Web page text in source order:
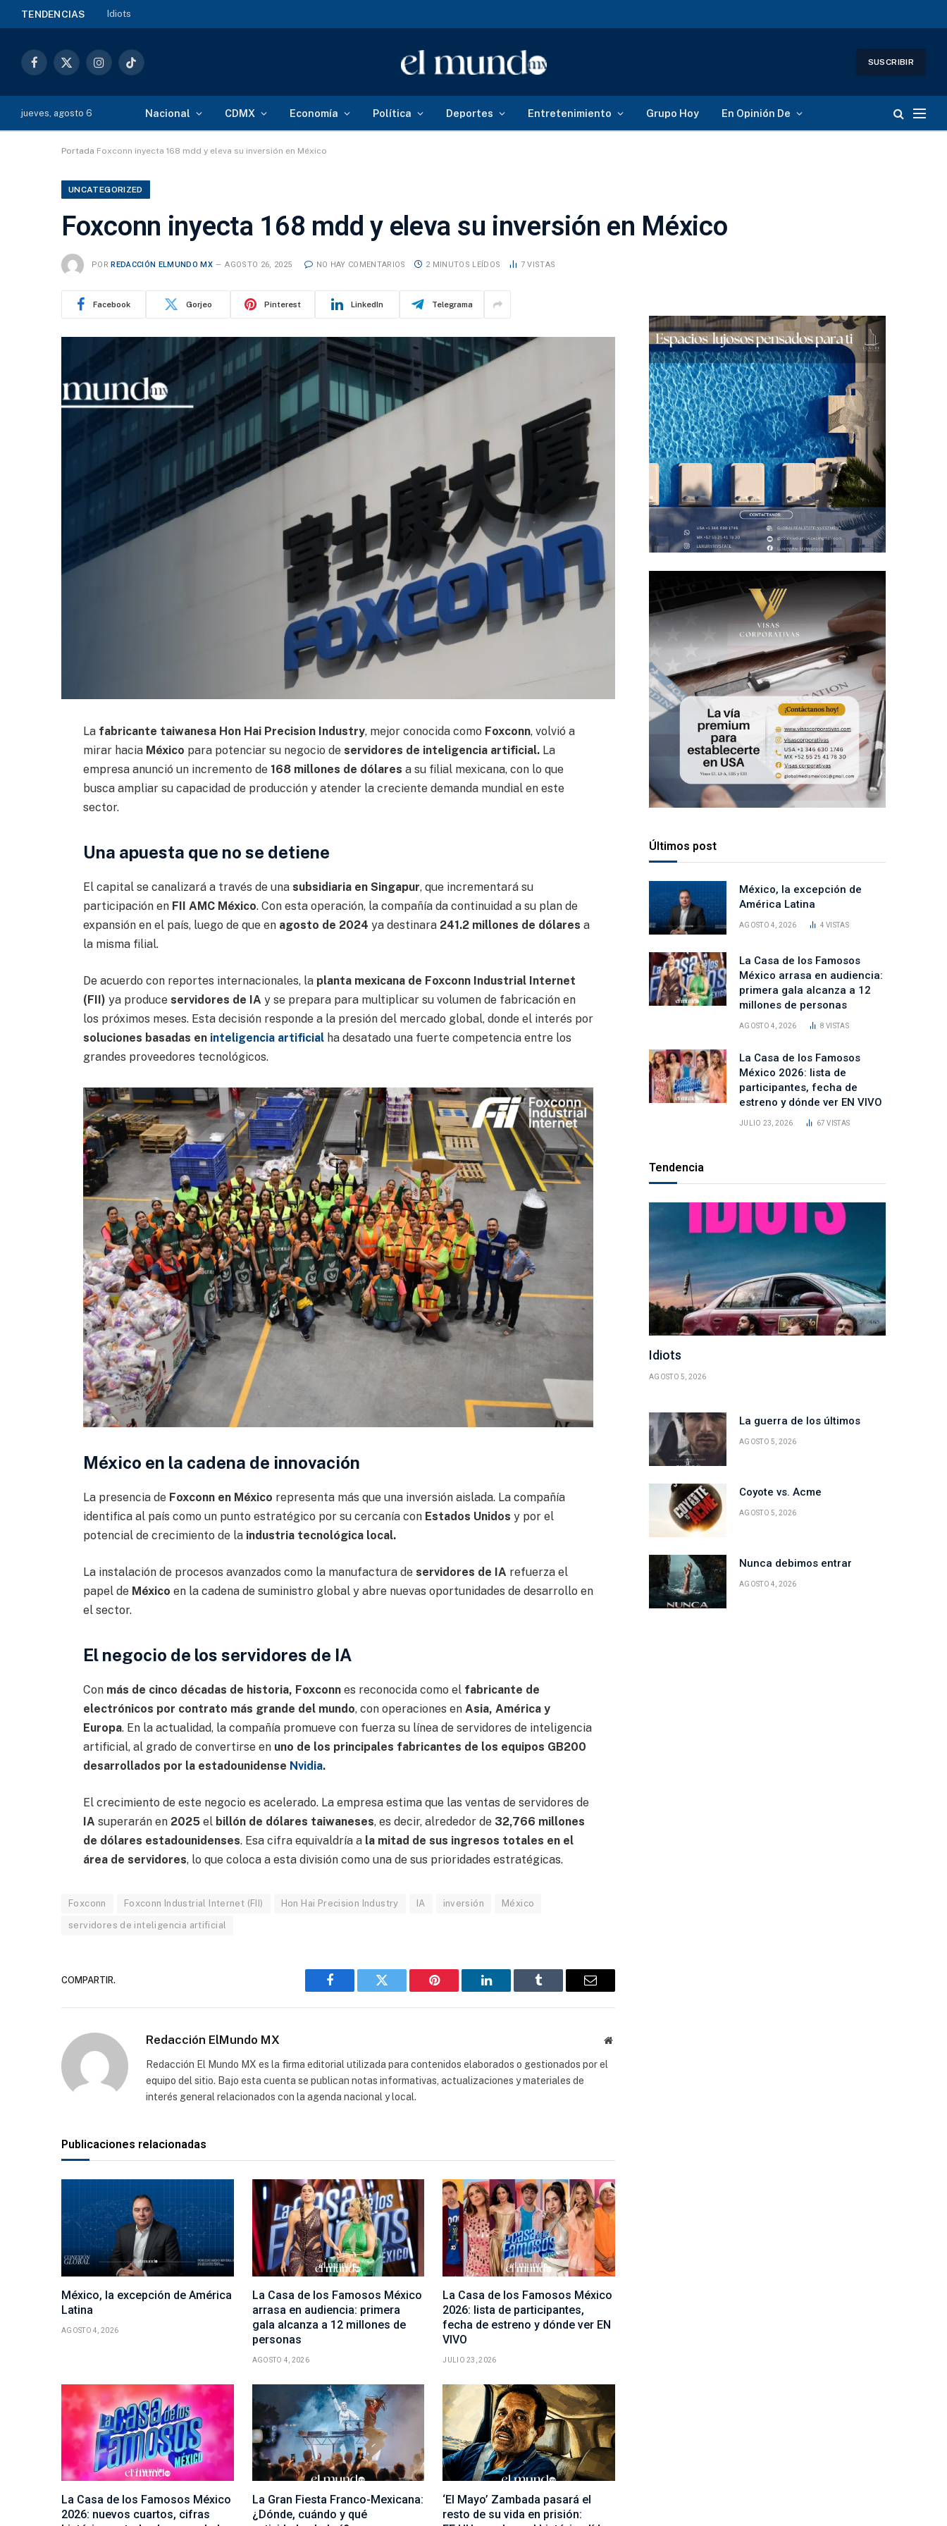
TENDENCIAS Idiots
Facebook
X
InstagramTikTok
SUSCRIBIR
jueves, agosto 6 Nacional CDMX Economía Política Deportes Entretenimiento Grupo Hoy En Opinión De
Portada Foxconn inyecta 168 mdd y eleva su inversión en México
UNCATEGORIZED
Foxconn inyecta 168 mdd y eleva su inversión en México
POR REDACCIÓN ELMUNDO MX AGOSTO 26, 2025 NO HAY COMENTARIOS 2 MINUTOS LEÍDOS 7VISTAS
Facebook Gorjeo Pinterest LinkedIn Telegrama
La fabricante taiwanesa Hon Hai Precision Industry, mejor conocida como Foxconn, volvió a
mirar hacia México para potenciar su negocio de servidores de inteligencia artificial.La
empresa anunció un incremento de 168 millones de dólares a su filial mexicana, con lo que
busca ampliar su capacidad de producción y atender la creciente demanda mundial en este
sector.
Una apuesta que no se detiene
El capital se canalizará a través de una subsidiaria en Singapur, que incrementará su
participación enFII AMC México. Con esta operación, la compañía da continuidad a su plan de
expansión en el país, luego de que en agosto de 2024 ya destinara 241.2 millones de dólares a
la misma filial.
De acuerdo con reportes internacionales, la planta mexicana de Foxconn Industrial Internet
(FII) ya produce servidores de IA y se prepara para multiplicar su volumen de fabricación en
los próximos meses. Esta decisión responde a la presión del mercado global, donde el interés por
soluciones basadas en inteligencia artificial ha desatado una fuerte competencia entre los
grandes proveedores tecnológicos.
México en la cadena de innovación
La presencia de Foxconn en México representa más que una inversión aislada. La compañía
identifica al país como un punto estratégico por su cercanía con Estados Unidos y por el
potencial de crecimiento de la industria tecnológica local.
La instalación de procesos avanzados como la manufactura deservidores de IA refuerza el
papel de México en la cadena de suministro global y abre nuevas oportunidades de desarrollo en
el sector.
El negocio de los servidores de IA
Con más de cinco décadas de historia, Foxconnes reconocida como el fabricante de
electrónicos por contrato más grande del mundo, con operaciones enAsia, América y
Europa. En la actualidad, la compañía promueve con fuerza su línea de servidores de inteligencia
artificial, al grado de convertirse en uno de los principales fabricantes de los equipos GB200
desarrollados por la estadounidense Nvidia.
El crecimiento de este negocio es acelerado. La empresa estima que las ventas de servidores de
IA superarán en 2025el billón de dólares taiwaneses, es decir, alrededor de 32,766 millones
de dólares estadounidenses. Esa cifra equivaldría a la mitad de sus ingresos totales en el
área de servidores, lo que coloca a esta división como una de sus prioridades estratégicas.
Foxconn Foxconn Industrial Internet (FII) Hon Hai Precision Industry IA inversión México
servidores de inteligencia artificial
COMPARTIR.
Facebook Gorjeo Pinterest LinkedIn Tumblr
Correo
Redacción ElMundo MX
Sitio
Redacción El Mundo MX es la firma editorial utilizada para contenidos elaborados o gestionados por el
equipo del sitio. Bajo esta cuenta se publican notas informativas, actualizaciones y materiales de
interés general relacionados con la agenda nacional y local.
Publicaciones relacionadas
México, la excepción de América
Latina
AGOSTO 4, 2026
La Casa de los Famosos México
arrasa en audiencia: primera
gala alcanza a 12 millones de
personas
AGOSTO 4, 2026
La Casa de los Famosos México
2026: lista de participantes,
fecha de estreno y dónde ver EN
VIVO
JULIO 23, 2026
La Casa de los Famosos México
2026: nuevos cuartos, cifras
La Gran Fiesta Franco-Mexicana:
¿Dónde, cuándo y qué
‘El Mayo’ Zambada pasará el
resto de su vida en prisión:
Últimos post
México, la excepción de
América Latina
AGOSTO 4, 2026 4VISTAS
La Casa de los Famosos
México arrasa en audiencia:
primera gala alcanza a 12
millones de personas
AGOSTO 4, 2026 8VISTAS
La Casa de los Famosos
México 2026: lista de
participantes, fecha de
estreno y dónde ver EN VIVO
JULIO 23, 2026 67VISTAS
Tendencia
Idiots
AGOSTO 5, 2026
La guerra de los últimos
AGOSTO 5, 2026
Coyote vs. Acme
AGOSTO 5, 2026
Nunca debimos entrar
AGOSTO 4, 2026